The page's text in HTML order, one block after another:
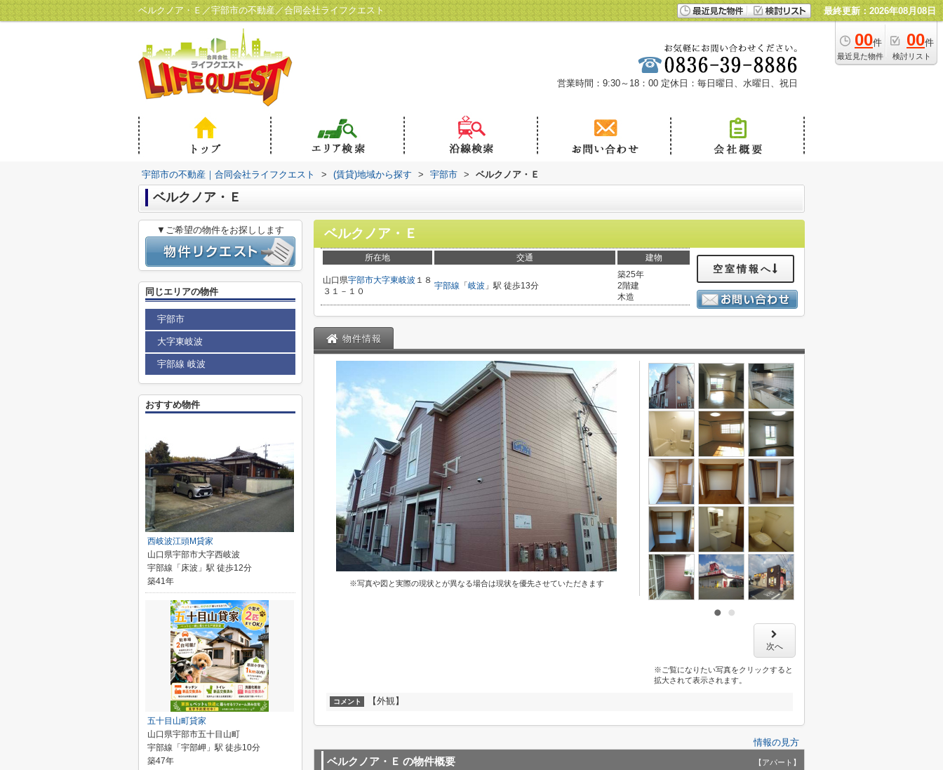
ベルクノア・Ｅ／宇部市の不動産／合同会社ライフクエスト 最終更新：2026年08月08日
00件
最近見た物件
00件
検討リスト
営業時間：9:30～18：00 定休日：毎日曜日、水曜日、祝日
宇部市の不動産｜合同会社ライフクエスト > (賃貸)地域から探す > 宇部市 > ベルクノア・Ｅ
ベルクノア・Ｅ
ベルクノア・Ｅ
所在地 交通 建物
山口県宇部市大字東岐波 １８
３１－１０
宇部線 「 岐波 」駅 徒歩13分
築25年
2階建
木造
空室情報へ
物件情報
※写真や図と実際の現状とが異なる場合は現状を優先させていただきます
次へ
※ご覧になりたい写真をクリックすると
拡大されて表示されます。
コメント 【外観】
情報の見方
ベルクノア・Ｅ の物件概要 【アパート】
▼ご希望の物件をお探しします
同じエリアの物件
宇部市
大字東岐波
宇部線 岐波
おすすめ物件
西岐波江頭M貸家
山口県宇部市大字西岐波
宇部線「床波」駅 徒歩12分
築41年
五十目山町貸家
山口県宇部市五十目山町
宇部線「宇部岬」駅 徒歩10分
築47年